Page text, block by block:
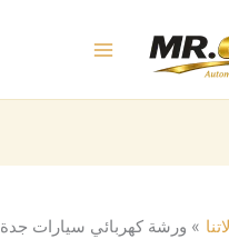
ورشة كهربائي سيارات جدة